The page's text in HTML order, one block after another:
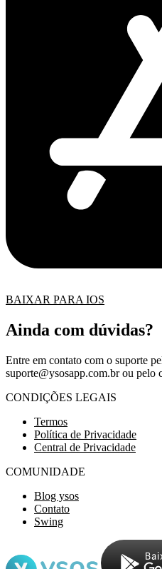
BAIXAR PARA IOS
Ainda com dúvidas?
Entre em contato com o suporte
suporte@ysosapp.com.brou pelo
CONDIÇÕES LEGAIS
Termos
Política de Privacidade
Central de Privacidade
COMUNIDADE
Blog ysos
Contato
Swing